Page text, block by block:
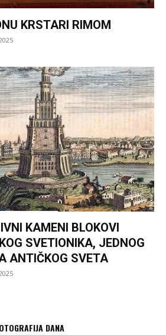
KRSTARI RIMOM
KAMENI BLOKOVI
SVETIONIKA, JEDNOG
ANTIČKOG SVETA
DANA